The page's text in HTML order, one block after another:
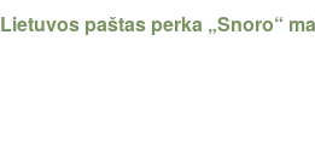
Lietuvos paštas perka „Snoro“